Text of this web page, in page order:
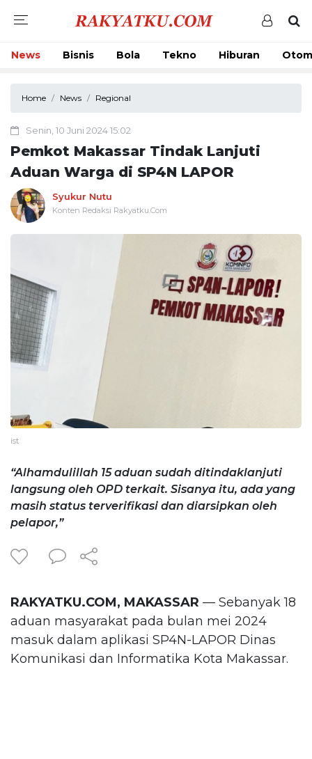
News Bisnis Bola Tekno Hiburan
Home News Regional
Senin, 10 Juni 2024 15:02
Pemkot Makassar Tindak Lanjuti
Aduan Warga di SP4N LAPOR
Syukur Nutu
Konten Redaksi Rakyatku.Com
ist
“Alhamdulillah 15 aduan sudah ditindaklanjuti
langsung oleh OPD terkait. Sisanya itu, ada yang
masih status terverifikasi dan diarsipkan oleh
pelapor,”
RAKYATKU.COM, MAKASSAR — Sebanyak 18
aduan masyarakat pada bulan mei 2024
masuk dalam aplikasi SP4N-LAPOR Dinas
Komunikasi dan Informatika Kota Makassar.